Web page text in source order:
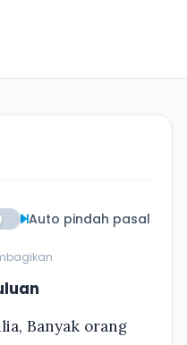
Auto pindah pasal
Banyak orang